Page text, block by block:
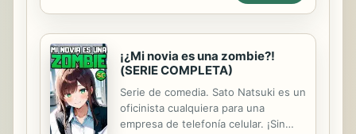
guiaron a donde esta ahora.
convencerlos de quitarse la vida...
¡¿Mi novia es una zombie?!
(SERIE COMPLETA)
Serie de comedia. Sato Natsuki es un
oficinista cualquiera para una
empresa de telefonía celular. ¡Sin